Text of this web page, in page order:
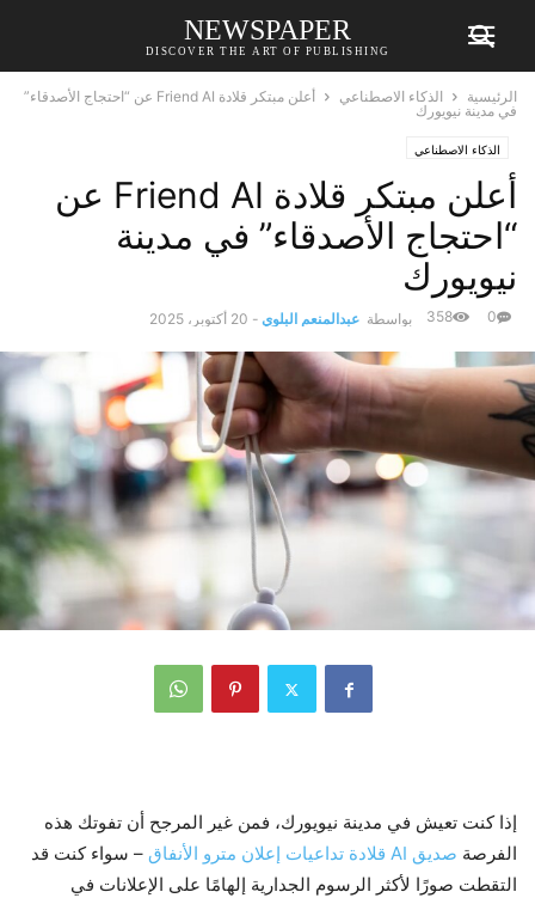
NEWSPAPER
DISCOVER THE ART OF PUBLISHING
الرئيسية الذكاء الاصطناعي
أعلن مبتكر قلادة Friend AI عن “احتجاج الأصدقاء”
في مدينة نيويورك
الذكاء الاصطناعي
أعلن مبتكر قلادة Friend AI عن
“احتجاج الأصدقاء” في مدينة
نيويورك
بواسطة عبدالمنعم البلوي - 20 أكتوبر، 2025 0
358
إذا كنت تعيش في مدينة نيويورك، فمن غير المرجح أن تفوتك هذه
الفرصة صديق AI قلادة تداعيات إعلان مترو الأنفاق
– سواء كنت قد
التقطت صورًا لأكثر الرسوم الجدارية إلهامًا على الإعلانات في